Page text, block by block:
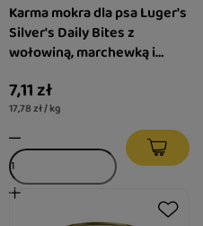
Karma mokra dla psa Luger's
Silver's Daily Bites z
wołowiną, marchewką i
7,11 zł
17,78 zł / kg